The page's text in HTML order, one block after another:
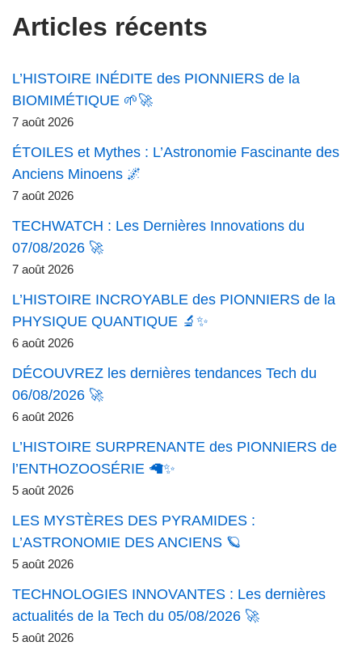
Articles récents
L’HISTOIRE INÉDITE des PIONNIERS de la
BIOMIMÉTIQUE 🌱🚀
7 août 2026
ÉTOILES et Mythes : L’Astronomie Fascinante des
Anciens Minoens 🌌
7 août 2026
TECHWATCH : Les Dernières Innovations du
07/08/2026 🚀
7 août 2026
L’HISTOIRE INCROYABLE des PIONNIERS de la
PHYSIQUE QUANTIQUE 🔬✨
6 août 2026
DÉCOUVREZ les dernières tendances Tech du
06/08/2026 🚀
6 août 2026
L’HISTOIRE SURPRENANTE des PIONNIERS de
l’ENTHOZOOSÉRIE 🦙✨
5 août 2026
LES MYSTÈRES DES PYRAMIDES :
L’ASTRONOMIE DES ANCIENS 🪐
5 août 2026
TECHNOLOGIES INNOVANTES : Les dernières
actualités de la Tech du 05/08/2026 🚀
5 août 2026